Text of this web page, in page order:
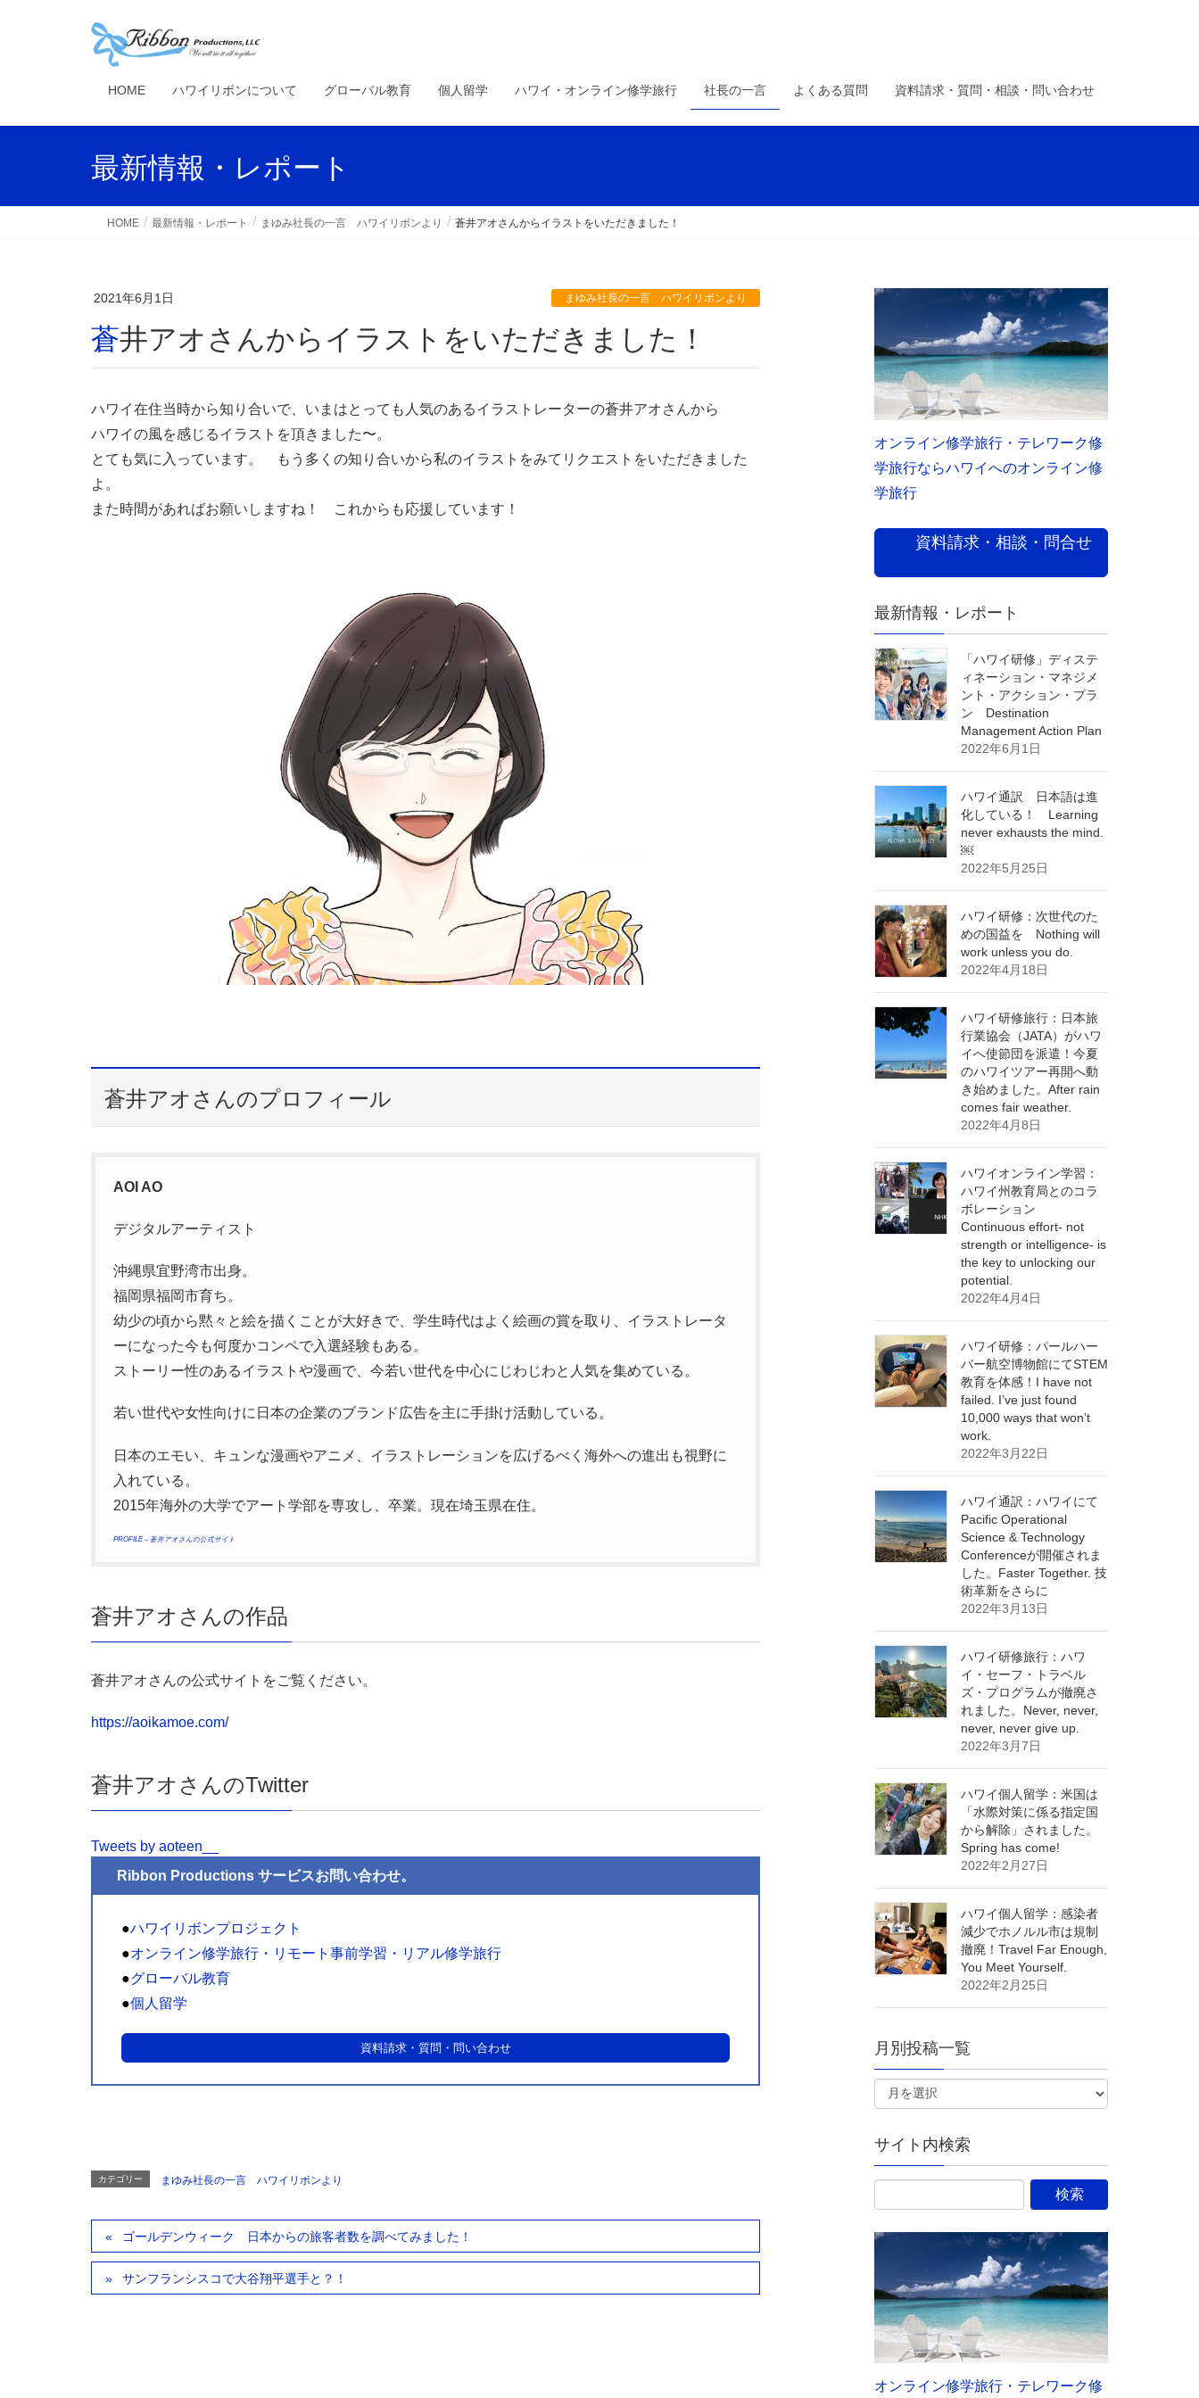
HOME ハワイリボンについて グローバル教育 個人留学 ハワイ・オンライン修学旅行 社長の一言 よくある質問 資料請求・質問・相談・問い合わせ
最新情報・レポート
HOME 最新情報・レポート まゆみ社長の一言 ハワイリボンより 蒼井アオさんからイラストをいただきました！
2021年6月1日 まゆみ社長の一言 ハワイリボンより
蒼井アオさんからイラストをいただきました！
ハワイ在住当時から知り合いで、いまはとっても人気のあるイラストレーターの蒼井アオさんから
ハワイの風を感じるイラストを頂きました〜。
とても気に入っています。 もう多くの知り合いから私のイラストをみてリクエストをいただきました
よ。
また時間があればお願いしますね！ これからも応援しています！
蒼井アオさんのプロフィール
AOI AO
デジタルアーティスト
沖縄県宜野湾市出身。
福岡県福岡市育ち。
幼少の頃から黙々と絵を描くことが大好きで、学生時代はよく絵画の賞を取り、イラストレータ
ーになった今も何度かコンペで入選経験もある。
ストーリー性のあるイラストや漫画で、今若い世代を中心にじわじわと人気を集めている。
若い世代や女性向けに日本の企業のブランド広告を主に手掛け活動している。
日本のエモい、キュンな漫画やアニメ、イラストレーションを広げるべく海外への進出も視野に
入れている。
2015年海外の大学でアート学部を専攻し、卒業。現在埼玉県在住。
PROFILE – 蒼井アオさんの公式サイト
蒼井アオさんの作品
蒼井アオさんの公式サイトをご覧ください。
https://aoikamoe.com/
蒼井アオさんのTwitter
Tweets by aoteen__
Ribbon Productions サービスお問い合わせ。
●ハワイリボンプロジェクト
●オンライン修学旅行・リモート事前学習・リアル修学旅行
●グローバル教育
●個人留学
資料請求・質問・問い合わせ
カテゴリー まゆみ社長の一言 ハワイリボンより
ゴールデンウィーク 日本からの旅客者数を調べてみました！
サンフランシスコで大谷翔平選手と？！
オンライン修学旅行・テレワーク修
学旅行ならハワイへのオンライン修
学旅行
資料請求・相談・問合せ
最新情報・レポート
「ハワイ研修」ディステ
ィネーション・マネジメ
ント・アクション・プラ
ン Destination
Management Action Plan
2022年6月1日
ハワイ通訳 日本語は進
化している！ Learning
never exhausts the mind.
￼
2022年5月25日
ハワイ研修：次世代のた
めの国益を Nothing will
work unless you do.
2022年4月18日
ハワイ研修旅行：日本旅
行業協会（JATA）がハワ
イへ使節団を派遣！今夏
のハワイツアー再開へ動
き始めました。After rain
comes fair weather.
2022年4月8日
ハワイオンライン学習：
ハワイ州教育局とのコラ
ボレーション
Continuous effort- not
strength or intelligence- is
the key to unlocking our
potential.
2022年4月4日
ハワイ研修：パールハー
バー航空博物館にてSTEM
教育を体感！I have not
failed. I’ve just found
10,000 ways that won’t
work.
2022年3月22日
ハワイ通訳：ハワイにて
Pacific Operational
Science & Technology
Conferenceが開催されま
した。Faster Together. 技
術革新をさらに
2022年3月13日
ハワイ研修旅行：ハワ
イ・セーフ・トラベル
ズ・プログラムが撤廃さ
れました。Never, never,
never, never give up.
2022年3月7日
ハワイ個人留学：米国は
「水際対策に係る指定国
から解除」されました。
Spring has come!
2022年2月27日
ハワイ個人留学：感染者
減少でホノルル市は規制
撤廃！Travel Far Enough,
You Meet Yourself.
2022年2月25日
月別投稿一覧
サイト内検索
オンライン修学旅行・テレワーク修